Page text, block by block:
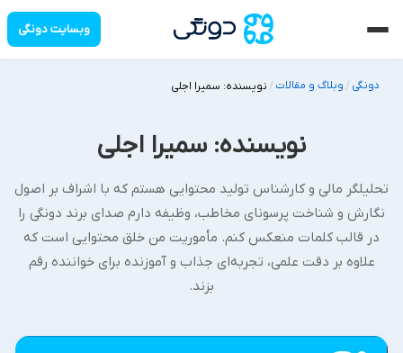
وبسایت دونگی
دونگی /وبلاگ و مقالات /نویسنده: سمیرا اجلی
نویسنده:سمیرا اجلی
تحلیلگر مالی و کارشناس تولید محتوایی هستم که با اشراف بر اصول
نگارش و شناخت پرسونای مخاطب، وظیفه دارم صدای برند دونگی را
در قالب کلمات منعکس کنم. مأموریت من خلق محتوایی است که
علاوه بر دقت علمی، تجربه‌ای جذاب و آموزنده برای خواننده رقم
بزند.